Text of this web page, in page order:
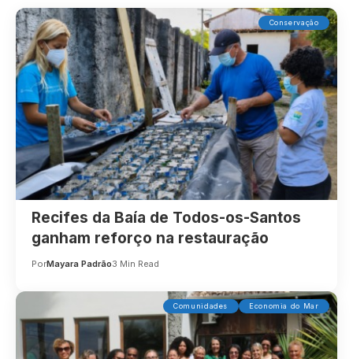
Conservação
Recifes da Baía de Todos-os-Santos
ganham reforço na restauração
PorMayara Padrão3 Min Read
Comunidades Economia do Mar